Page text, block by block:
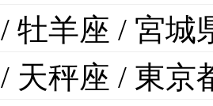
牡羊座 / 宮城
天秤座 / 東京